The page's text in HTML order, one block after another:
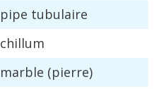
pipe tubulaire
chillum
marble (pierre)